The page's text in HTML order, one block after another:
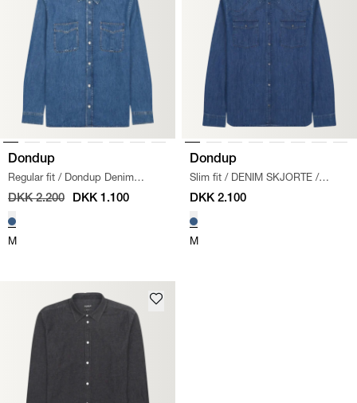
Dondup
Regular fit / Dondup Denim
Skjorte
DENIM
DKK 2.200 DKK 1.100
M
Dondup
Slim fit / DENIM SKJORTE /
DENIM
DKK 2.100
M